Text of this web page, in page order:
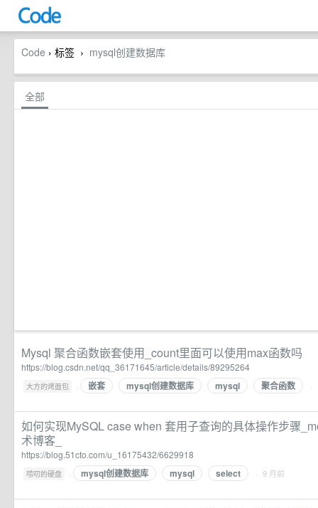
Code › 标签 › mysql创建数据库
全部
Mysql 聚合函数嵌套使用_count里面可以使用max函数吗
https://blog.csdn.net/qq_36171645/article/details/89295264
大方的烤面包 · 嵌套 mysql创建数据库 mysql 聚合函数 ·
如何实现MySQL case when 套用子查询的具体操作步骤
术博客_
https://blog.51cto.com/u_16175432/6629918
唠叨的硬盘 · mysql创建数据库 mysql select · 9 月前